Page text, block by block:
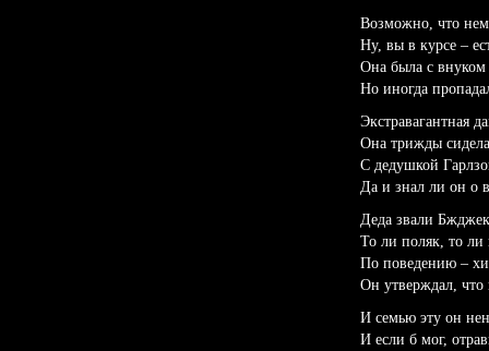
Возможно, что
Ну, вы в курсе –
Она была с внуком
Но иногда
Экстравагантная
Она трижды
С дедушкой
Да и знал ли он о
Деда звали
То ли поляк, то
По поведению –
Он утверждал, что
И семью эту он
И если б мог,